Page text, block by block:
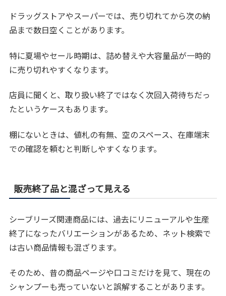
ドラッグストアやスーパーでは、売り切れてから次の納
品まで数日空くことがあります。
特に夏場やセール時期は、詰め替えや大容量品が一時的
に売り切れやすくなります。
店員に聞くと、取り扱い終了ではなく次回入荷待ちだっ
たというケースもあります。
棚にないときは、値札の有無、空のスペース、在庫端末
での確認を頼むと判断しやすくなります。
販売終了品と混ざって見える
シーブリーズ関連商品には、過去にリニューアルや生産
終了になったバリエーションがあるため、ネット検索で
は古い商品情報も混ざります。
そのため、昔の商品ページや口コミだけを見て、現在の
シャンプーも売っていないと誤解することがあります。